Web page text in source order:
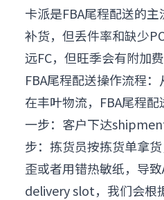
卡派是FBA尾程配送的
补货，但丢件率和缺少
远FC，但旺季会有附加
FBA尾程配送操作流程
在丰叶物流，FBA尾程
一步：客户下达
步：拣货员按拣货单拿
歪或者用错热敏纸，导
delivery slot，我们会根